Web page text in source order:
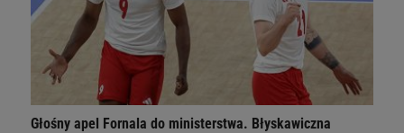
Głośny apel Fornala do ministerstwa. Błyskawiczna